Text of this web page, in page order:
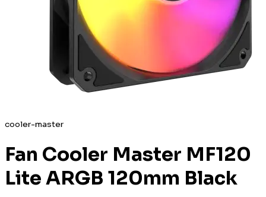
cooler-master
Fan Cooler Master MF120
Lite ARGB 120mm Black